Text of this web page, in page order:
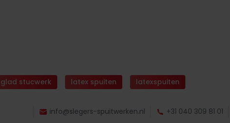
glad stucwerk latex spuiten latexspuiten
info@slegers-spuitwerken.nl +31 040 309 81 01